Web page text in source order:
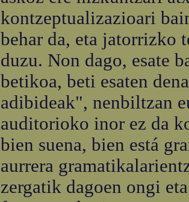
kontzeptualizazioari
behar da, eta jatorrizko
duzu. Non dago, esate
betikoa, beti esaten
adibideak", nenbiltzan
auditorioko inor ez da
bien suena, bien está
aurrera
zergatik dagoen ongi